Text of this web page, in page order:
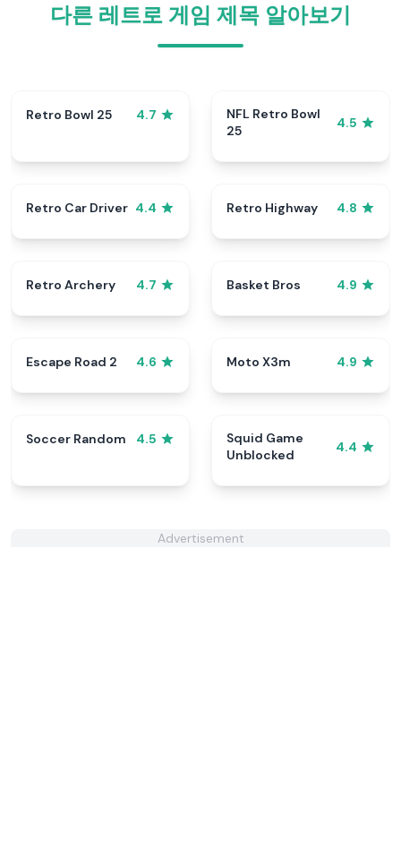
다른 레트로 게임 제목 알아보기
Retro Bowl 25 4.7
NFL Retro Bowl
25
4.5
Retro Car Driver 4.4 Retro Highway 4.8
Retro Archery 4.7 Basket Bros 4.9
Escape Road 2 4.6 Moto X3m 4.9
Soccer Random 4.5
Squid Game
Unblocked
4.4
Advertisement